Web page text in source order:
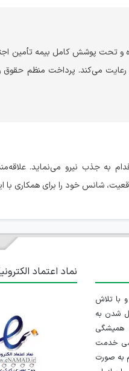
و تحت پوشش کامل بیمه تأمین
می‌کند. پرداخت منظم حقوق
به جذب نیرو می‌نماید.
شانس خود را برای همکاری با
راه اندازی شد و با تلاش
شدن به
همیشگی
خدمت
به صورت
نماد اعتماد